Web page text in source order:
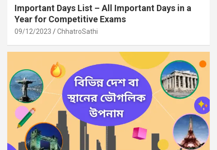
Important Days List – All Important Days in a
Year for Competitive Exams
09/12/2023 ChhatroSathi